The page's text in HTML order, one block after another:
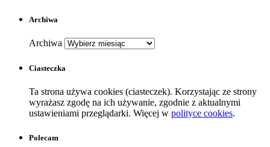
Archiwa
Archiwa
Ciasteczka
Ta strona używa cookies (ciasteczek). Korzystając ze strony
wyrażasz zgodę na ich używanie, zgodnie z aktualnymi
ustawieniami przeglądarki. Więcej w polityce cookies.
Polecam